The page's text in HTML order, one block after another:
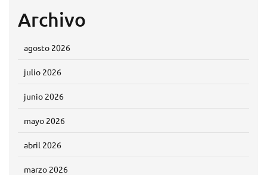
Archivo
agosto 2026
julio 2026
junio 2026
mayo 2026
abril 2026
marzo 2026